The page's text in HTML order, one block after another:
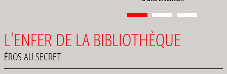
Pagination
Page
1 Page
2 Page
3
L'ENFER DE LA BIBLIOTHÈQUE
ÉROS AU SECRET